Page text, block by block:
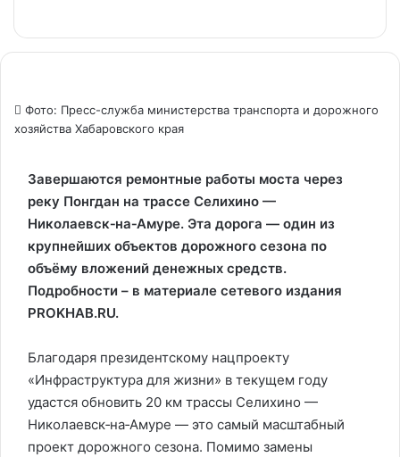
Фото: Пресс-служба министерства транспорта и дорожного
хозяйства Хабаровского края
Завершаются ремонтные работы моста через
реку Понгдан на трассе Селихино —
Николаевск‑на‑Амуре. Эта дорога — один из
крупнейших объектов дорожного сезона по
объёму вложений денежных средств.
Подробности – в материале сетевого издания
PROKHAB.RU.
Благодаря президентскому нацпроекту
«Инфраструктура для жизни» в текущем году
удастся обновить 20 км трассы Селихино —
Николаевск‑на‑Амуре — это самый масштабный
проект дорожного сезона. Помимо замены